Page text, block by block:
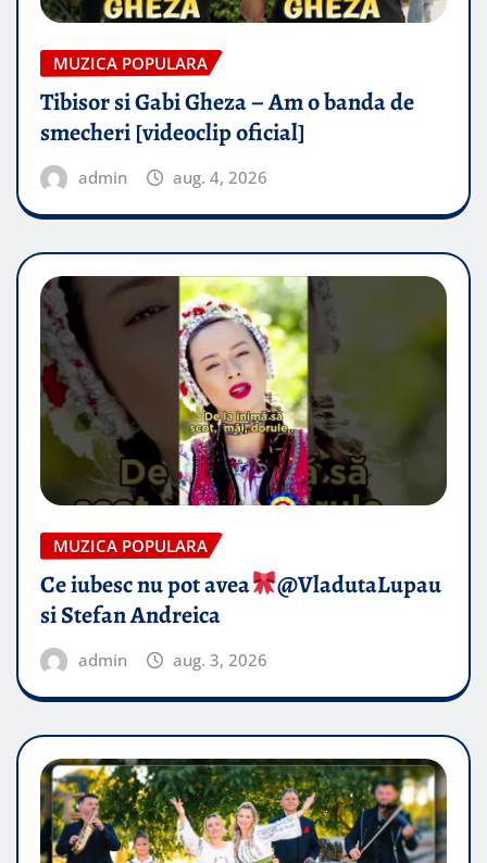
MUZICA POPULARA
Tibisor si Gabi Gheza – Am o banda de
smecheri [videoclip oficial]
admin aug. 4, 2026
MUZICA POPULARA
Ce iubesc nu pot avea
​@VladutaLupau
si Stefan Andreica
admin aug. 3, 2026